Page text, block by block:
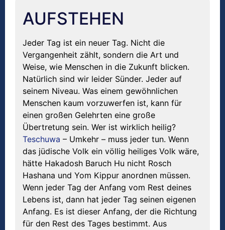
AUFSTEHEN
Jeder Tag ist ein neuer Tag. Nicht die
Vergangenheit zählt, sondern die Art und
Weise, wie Menschen in die Zukunft blicken.
Natürlich sind wir leider Sünder. Jeder auf
seinem Niveau. Was einem gewöhnlichen
Menschen kaum vorzuwerfen ist, kann für
einen großen Gelehrten eine große
Übertretung sein. Wer ist wirklich heilig?
Teschuwa – Umkehr – muss jeder tun. Wenn
das jüdische Volk ein völlig heiliges Volk wäre,
hätte Hakadosh Baruch Hu nicht Rosch
Hashana und Yom Kippur anordnen müssen.
Wenn jeder Tag der Anfang vom Rest deines
Lebens ist, dann hat jeder Tag seinen eigenen
Anfang. Es ist dieser Anfang, der die Richtung
für den Rest des Tages bestimmt. Aus